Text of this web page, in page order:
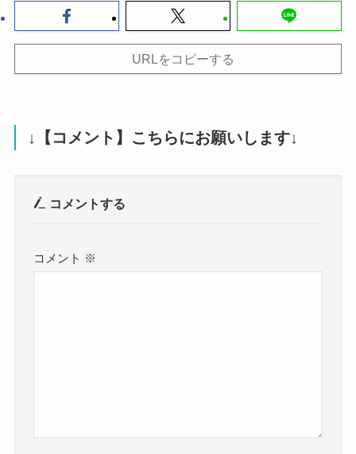
URLをコピーする
↓【コメント】こちらにお願いします↓
コメントする
コメント ※